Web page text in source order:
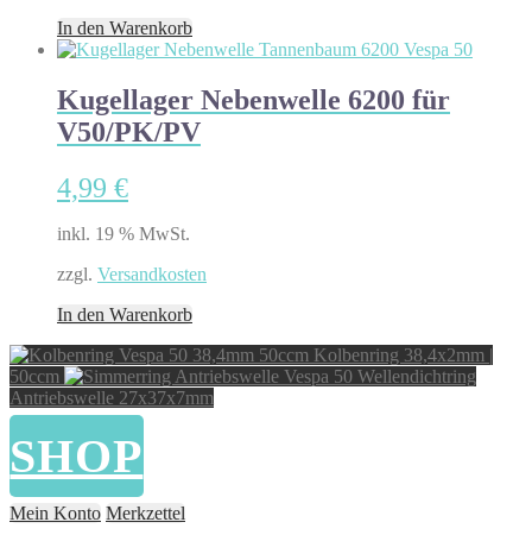
In den Warenkorb
Kugellager Nebenwelle 6200 für
V50/PK/PV
4,99 €
inkl. 19 % MwSt.
zzgl. Versandkosten
In den Warenkorb
Kolbenring 38,4x2mm |
50ccm
Wellendichtring
Antriebswelle 27x37x7mm
SHOP
Mein Konto Merkzettel